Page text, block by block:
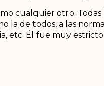
cualquier otro.
la de todos, a las
etc. Él fue muy